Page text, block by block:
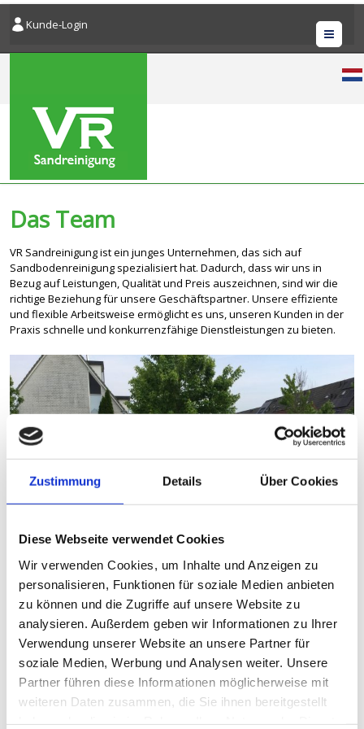
Zustimmung Details Über Cookies
Diese Webseite verwendet Cookies
Wir verwenden Cookies, um Inhalte und Anzeigen zu
personalisieren, Funktionen für soziale Medien anbieten
zu können und die Zugriffe auf unsere Website zu
analysieren. Außerdem geben wir Informationen zu Ihrer
Verwendung unserer Website an unsere Partner für
soziale Medien, Werbung und Analysen weiter. Unsere
Partner führen diese Informationen möglicherweise mit
weiteren Daten zusammen, die Sie ihnen bereitgestellt
Kunde-Login
Das Team
VR Sandreinigung ist ein junges Unternehmen, das sich auf
Sandbodenreinigung spezialisiert hat. Dadurch, dass wir uns in
Bezug auf Leistungen, Qualität und Preis auszeichnen, sind wir die
richtige Beziehung für unsere Geschäftspartner. Unsere effiziente
und flexible Arbeitsweise ermöglicht es uns, unseren Kunden in der
Praxis schnelle und konkurrenzfähige Dienstleistungen zu bieten.
Unsere mission
Es ist unsere Mission, dass jedes Kind in sauberem und sicherem
Sand spielen kann. Wir betrachten es als gesellschaftliche Pflicht, mit
unseren Mitteln und unserem Einsatz dafür zu sorgen, dass
möglichst viele Kinder in Qualitätssand spielen können.